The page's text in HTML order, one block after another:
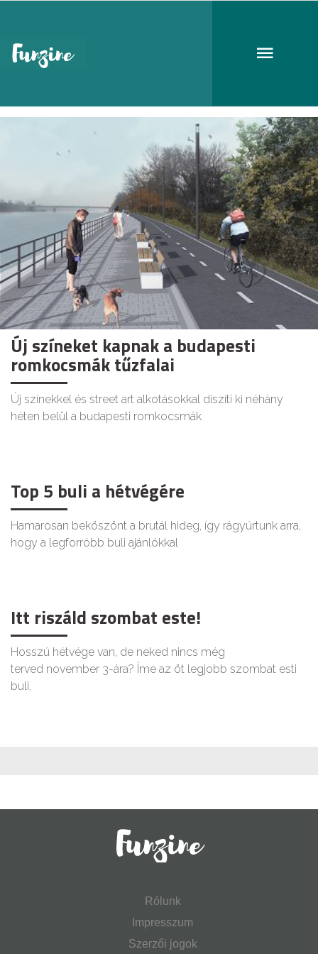
Új színeket kapnak a budapesti
romkocsmák tűzfalai
Új színekkel és street art alkotásokkal díszíti ki néhány
héten belül a budapesti romkocsmák
Top 5 buli a hétvégére
Hamarosan beköszönt a brutál hideg, így rágyúrtunk arra,
hogy a legforróbb buli ajánlókkal
Itt riszáld szombat este!
Hosszú hétvége van, de neked nincs még
terved november 3-ára? Íme az öt legjobb szombat esti
buli,
Rólunk
Impresszum
Szerzői jogok